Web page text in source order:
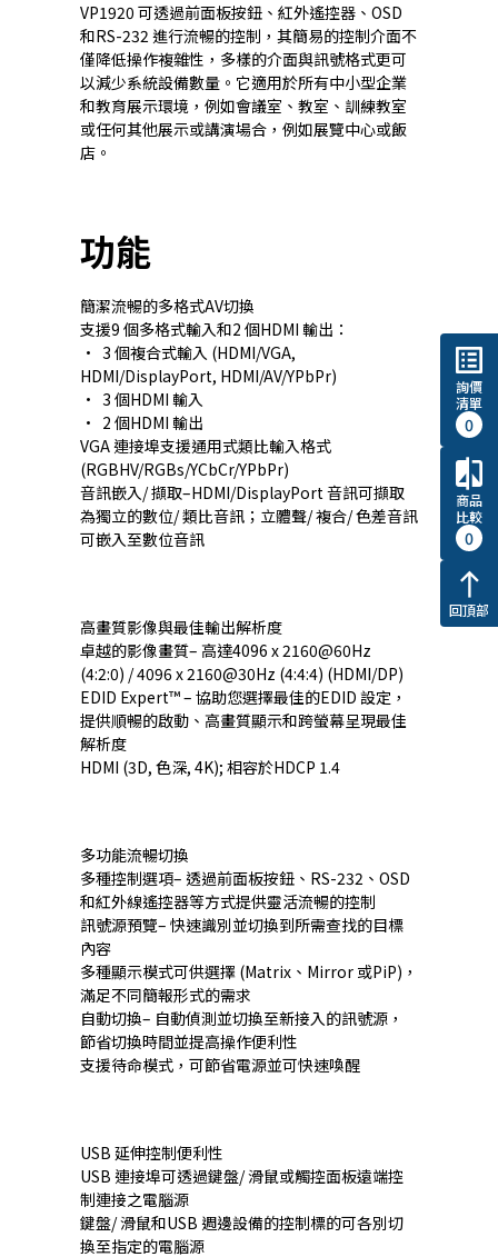
VP1920 可透過前面板按鈕、紅外遙控器、OSD
和RS-232 進行流暢的控制，其簡易的控制介面不
僅降低操作複雜性，多樣的介面與訊號格式更可
以減少系統設備數量。它適用於所有中小型企業
和教育展示環境，例如會議室、教室、訓練教室
或任何其他展示或講演場合，例如展覽中心或飯
店。
功能
簡潔流暢的多格式AV切換
支援9 個多格式輸入和2 個HDMI 輸出：
• 3 個複合式輸入 (HDMI/VGA,
HDMI/DisplayPort, HDMI/AV/YPbPr)
• 3 個HDMI 輸入
• 2 個HDMI 輸出
VGA 連接埠支援通用式類比輸入格式
(RGBHV/RGBs/YCbCr/YPbPr)
音訊嵌入/ 擷取–HDMI/DisplayPort 音訊可擷取
為獨立的數位/ 類比音訊；立體聲/ 複合/ 色差音訊
可嵌入至數位音訊
高畫質影像與最佳輸出解析度
卓越的影像畫質– 高達4096 x 2160@60Hz
(4:2:0) / 4096 x 2160@30Hz (4:4:4) (HDMI/DP)
EDID Expert™ – 協助您選擇最佳的EDID 設定，
提供順暢的啟動、高畫質顯示和跨螢幕呈現最佳
解析度
HDMI (3D, 色深, 4K); 相容於HDCP 1.4
多功能流暢切換
多種控制選項– 透過前面板按鈕、RS-232、OSD
和紅外線遙控器等方式提供靈活流暢的控制
訊號源預覽– 快速識別並切換到所需查找的目標
內容
多種顯示模式可供選擇 (Matrix、Mirror 或PiP)，
滿足不同簡報形式的需求
自動切換– 自動偵測並切換至新接入的訊號源，
節省切換時間並提高操作便利性
支援待命模式，可節省電源並可快速喚醒
USB 延伸控制便利性
USB 連接埠可透過鍵盤/ 滑鼠或觸控面板遠端控
制連接之電腦源
鍵盤/ 滑鼠和USB 週邊設備的控制標的可各別切
換至指定的電腦源
list_alt
詢價
清單
0
compare
商品
比較
0
north
回頂部